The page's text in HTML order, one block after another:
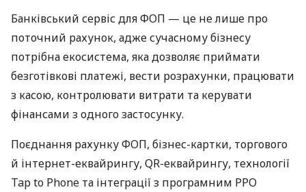
Банківський сервіс для ФОП — це не лише про
поточний рахунок, адже сучасному бізнесу
потрібна екосистема, яка дозволяє приймати
безготівкові платежі, вести розрахунки, працювати
з касою, контролювати витрати та керувати
фінансами з одного застосунку.
Поєднання рахунку ФОП, бізнес-картки, торгового
й інтернет-еквайрингу, QR-еквайрингу, технології
Tap to Phone та інтеграції з програмним РРО